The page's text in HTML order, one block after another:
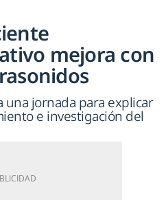
mejora con
una jornada para explicar
e investigación del